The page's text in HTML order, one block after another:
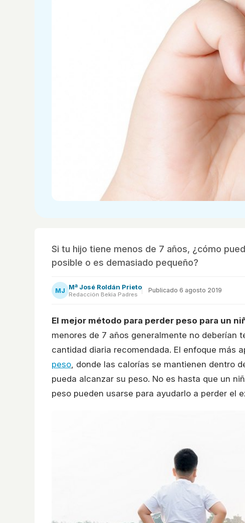
Si tu hijo tiene menos de 7 años, ¿cómo
posible o es demasiado pequeño?
MJ Mª José Roldán Prieto
Redacción Bekia Padres
Publicado 6 agosto 2019
El mejor método para perder peso para un
menores de 7 años generalmente no deberían
cantidad diaria recomendada. El enfoque más
peso , donde las calorías se mantienen dentro
pueda alcanzar su peso. No es hasta que un
peso pueden usarse para ayudarlo a perder el